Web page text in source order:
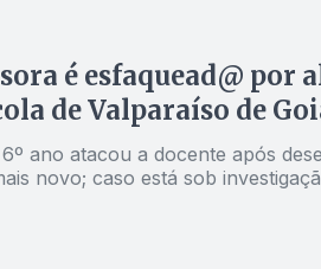
é esfaquead@ por
de Valparaíso de
ano atacou a docente após
novo; caso está sob